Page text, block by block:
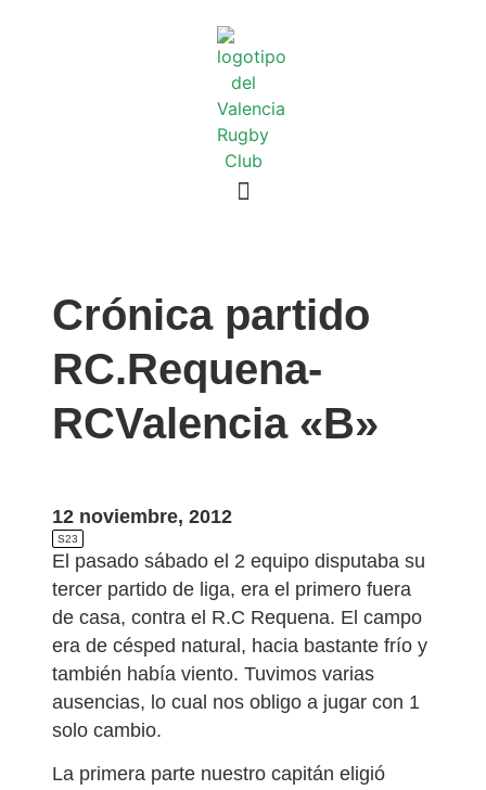
Crónica partido
RC.Requena-
RCValencia «B»
12 noviembre, 2012
S23
El pasado sábado el 2 equipo disputaba su
tercer partido de liga, era el primero fuera
de casa, contra el R.C Requena. El campo
era de césped natural, hacia bastante frío y
también había viento. Tuvimos varias
ausencias, lo cual nos obligo a jugar con 1
solo cambio.
La primera parte nuestro capitán eligió